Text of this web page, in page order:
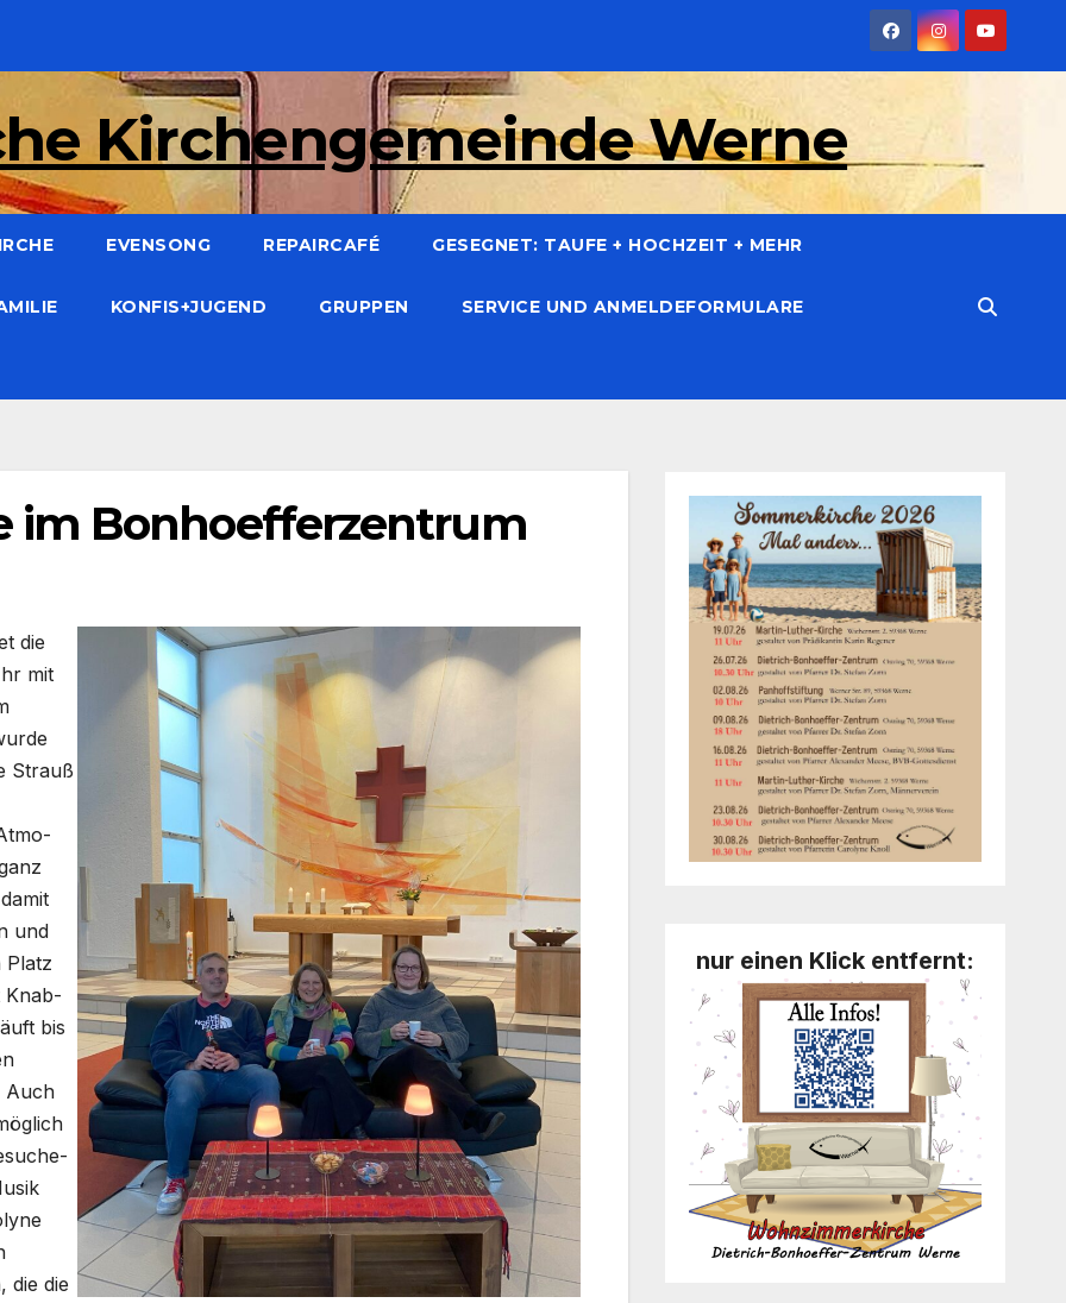
Kirchengemeinde Werne
EVENSONG REPAIRCAFÉ GESEGNET: TAUFE + HOCHZEIT + MEHR
KONFIS+JUGEND GRUPPEN SERVICE UND ANMELDEFORMULARE
im Bonhoefferzentrum
die
mit
Strauß
und
Platz
Knab­
bis
Auch
die die
nur einen Klick entfernt: